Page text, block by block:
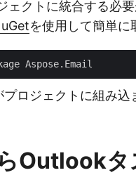
ェクトに統合する必
を使用して簡単に
プロジェクトに組み
Outlookタ